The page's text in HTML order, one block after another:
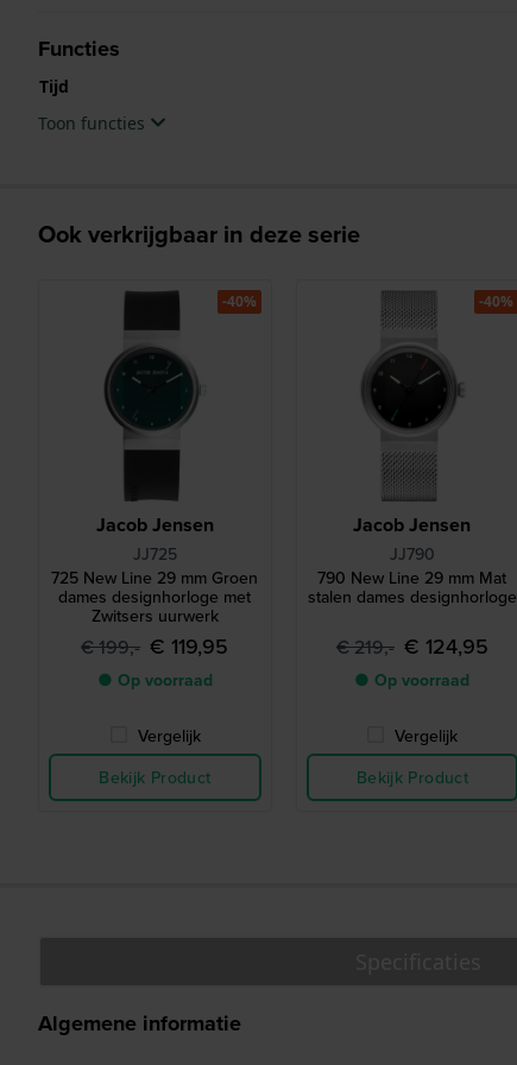
Functies
Tijd
Toon functies
Ook verkrijgbaar in deze serie
Jacob Jensen
JJ725
725 New Line 29 mm Groen
dames designhorloge met
Zwitsers uurwerk
€ 199,- € 119,95
● Op voorraad
Vergelijk
Bekijk Product
-40%
Jacob Jensen
JJ790
790 New Line 29 mm Mat
stalen dames designhorloge
€ 219,- € 124,95
● Op voorraad
Vergelijk
Bekijk Product
-40%
Algemene informatie